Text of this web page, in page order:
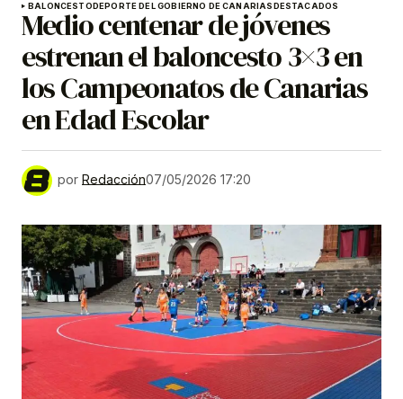
BALONCESTODEPORTE DEL GOBIERNO DE CANARIASDESTACADOS
Medio centenar de jóvenes
estrenan el baloncesto 3×3 en
los Campeonatos de Canarias
en Edad Escolar
por Redacción07/05/2026 17:20